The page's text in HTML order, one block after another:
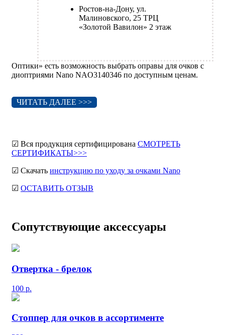
Ростов-на-Дону, ул.
Малиновского, 25 ТРЦ
«Золотой Вавилон» 2 этаж
Оптики» есть возможность выбрать оправы для очков с
диоптриями Nano NAO3140346 по доступным ценам.
ЧИТАТЬ ДАЛЕЕ >>>
☑ Вся продукция сертифицирована СМОТРЕТЬ
СЕРТИФИКАТЫ>>>
☑ Скачать инструкцию по уходу за очками Nano
☑ ОСТАВИТЬ ОТЗЫВ
Сопутствующие аксессуары
Отвертка - брелок
100 р.
Стоппер для очков в ассортименте